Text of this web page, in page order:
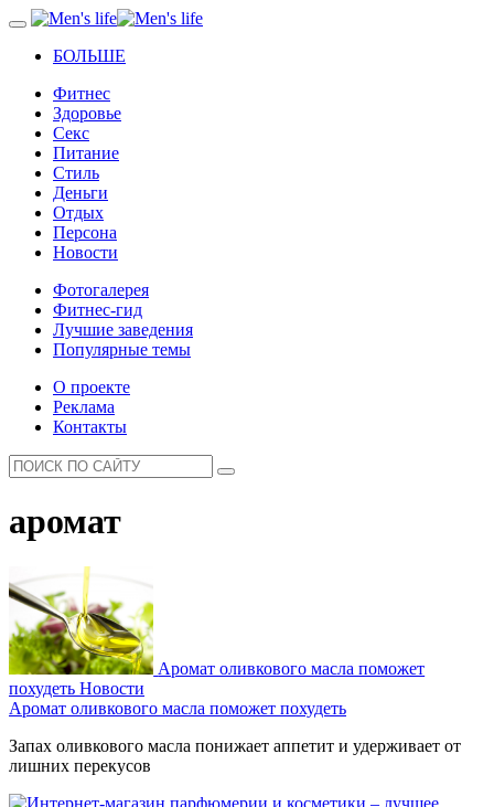
БОЛЬШЕ
Фитнес
Здоровье
Секс
Питание
Стиль
Деньги
Отдых
Персона
Новости
Фотогалерея
Фитнес-гид
Лучшие заведения
Популярные темы
О проекте
Реклама
Контакты
аромат
Аромат оливкового масла поможет
похудеть Новости
Аромат оливкового масла поможет похудеть
Запах оливкового масла понижает аппетит и удерживает от
лишних перекусов